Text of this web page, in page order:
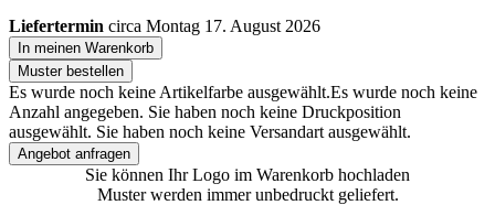
Liefertermin circa Montag 17. August 2026
In meinen Warenkorb
Muster bestellen
Es wurde noch keine Artikelfarbe ausgewählt.Es wurde noch keine
Anzahl angegeben. Sie haben noch keine Druckposition
ausgewählt. Sie haben noch keine Versandart ausgewählt.
Angebot anfragen
Sie können Ihr Logo im Warenkorb hochladen
Muster werden immer unbedruckt geliefert.